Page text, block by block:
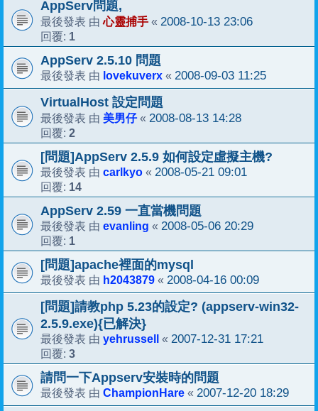
AppServ問題,
最後發表 由心靈捕手 « 2008-10-13 23:06
回覆: 1
AppServ 2.5.10 問題
最後發表 由 lovekuverx « 2008-09-03 11:25
VirtualHost 設定問題
最後發表 由 美男仔« 2008-08-13 14:28
回覆: 2
[問題]AppServ 2.5.9 如何設定虛擬主機?
最後發表 由 carlkyo « 2008-05-21 09:01
回覆: 14
AppServ 2.59 一直當機問題
最後發表 由 evanling « 2008-05-06 20:29
回覆: 1
[問題]apache裡面的mysql
最後發表 由 h2043879 « 2008-04-16 00:09
[問題]請教php 5.23的設定? (appserv-win32-
2.5.9.exe){已解決}
最後發表 由 yehrussell « 2007-12-31 17:21
回覆: 3
請問一下Appserv安裝時的問題
最後發表 由 ChampionHare « 2007-12-20 18:29